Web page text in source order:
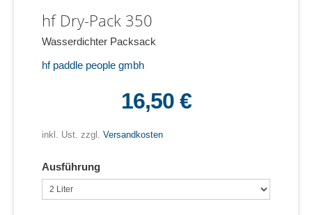
hf Dry-Pack 350
Wasserdichter Packsack
hf paddle people gmbh
16,50 €
inkl. Ust. zzgl. Versandkosten
Ausführung